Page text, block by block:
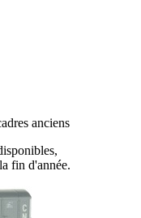
anciens
fin d'année.